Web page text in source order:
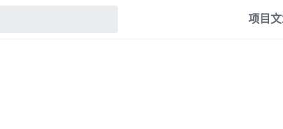
项目